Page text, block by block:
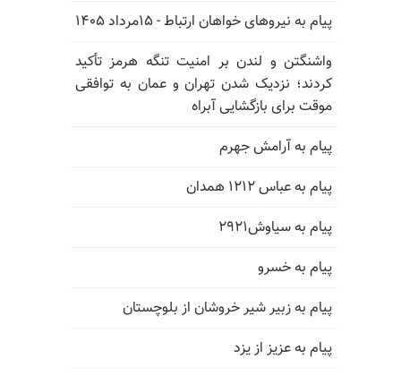
پیام به نیروهای خواهان ارتباط - ۱۵مرداد ۱۴۰۵
واشنگتن و لندن بر امنیت تنگه هرمز تأکید
کردند؛ نزدیک شدن تهران و عمان به توافقی
موقت برای بازگشایی آبراه
پیام به آرامش جهرم
پیام به عباس ۱۲۱۲ همدان
پیام به سیاوش۲۹۲۱
پیام به خسرو
پیام به زبیر شیر خروشان از بلوچستان
پیام به عزیز از یزد